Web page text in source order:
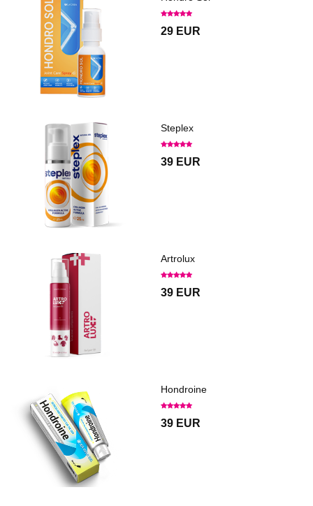
29 EUR
Steplex
39 EUR
Artrolux
39 EUR
Hondroine
39 EUR